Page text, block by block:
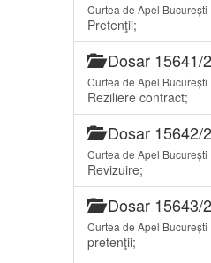
Curtea de Apel București
Pretenţii;
Dosar 15641/
Curtea de Apel București
Reziliere contract;
Dosar 15642/
Curtea de Apel București
Revizuire;
Dosar 15643/
Curtea de Apel București
pretenţii;